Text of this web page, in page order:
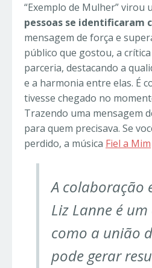
“Exemplo de Mulher” virou
pessoas se identificaram
mensagem de força e
público que gostou, a
parceria, destacando a
e a harmonia entre elas. É
tivesse chegado no
Trazendo uma mensagem
para quem precisava. Se
perdido, a música Fiel a Mim
A colaboração
Liz Lanne é
como a união
pode gerar